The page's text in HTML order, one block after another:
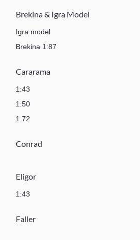
Brekina & Igra Model
Igra model
Brekina 1:87
Cararama
1:43
1:50
1:72
Conrad
Eligor
1:43
Faller